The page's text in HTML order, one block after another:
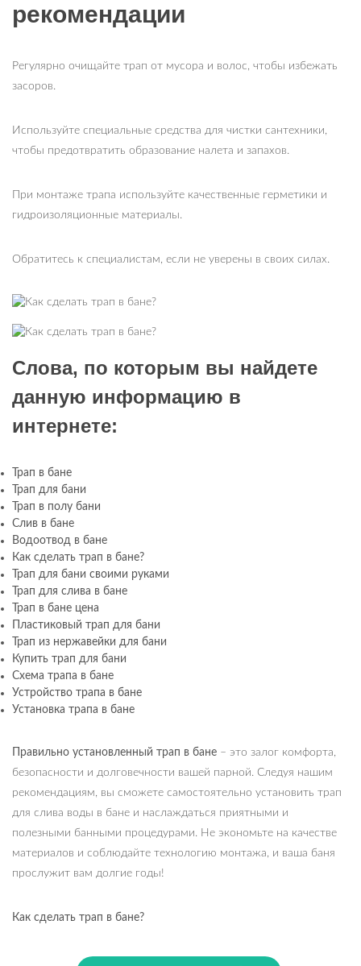
рекомендации
Регулярно очищайте трап от мусора и волос, чтобы избежать
засоров.
Используйте специальные средства для чистки сантехники,
чтобы предотвратить образование налета и запахов.
При монтаже трапа используйте качественные герметики и
гидроизоляционные материалы.
Обратитесь к специалистам, если не уверены в своих силах.
Слова, по которым вы найдете
данную информацию в
интернете:
Трап в бане
Трап для бани
Трап в полу бани
Слив в бане
Водоотвод в бане
Как сделать трап в бане?
Трап для бани своими руками
Трап для слива в бане
Трап в бане цена
Пластиковый трап для бани
Трап из нержавейки для бани
Купить трап для бани
Схема трапа в бане
Устройство трапа в бане
Установка трапа в бане
Правильно установленный трап в бане – это залог комфорта,
безопасности и долговечности вашей парной. Следуя нашим
рекомендациям, вы сможете самостоятельно установить трап
для слива воды в бане и наслаждаться приятными и
полезными банными процедурами. Не экономьте на качестве
материалов и соблюдайте технологию монтажа, и ваша баня
прослужит вам долгие годы!
Как сделать трап в бане?